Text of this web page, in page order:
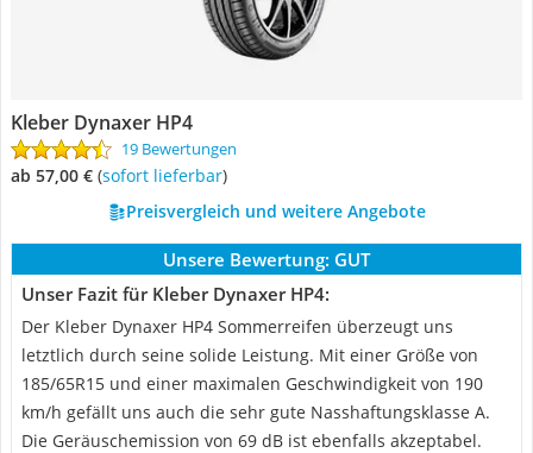
Kleber Dynaxer HP4
19 Bewertungen
ab 57,00 € ( Sofort lieferbar)
Preisvergleich und weitere Angebote
Unsere Bewertung: GUT
Unser Fazit für Kleber Dynaxer HP4:
Der Kleber Dynaxer HP4 Sommerreifen überzeugt uns
letztlich durch seine solide Leistung. Mit einer Größe von
185/65R15 und einer maximalen Geschwindigkeit von 190
km/h gefällt uns auch die sehr gute Nasshaftungsklasse A.
Die Geräuschemission von 69 dB ist ebenfalls akzeptabel.